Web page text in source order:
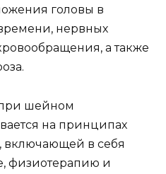
головы в
нервных
а также
шейном
на принципах
включающей в себя
физиотерапию и